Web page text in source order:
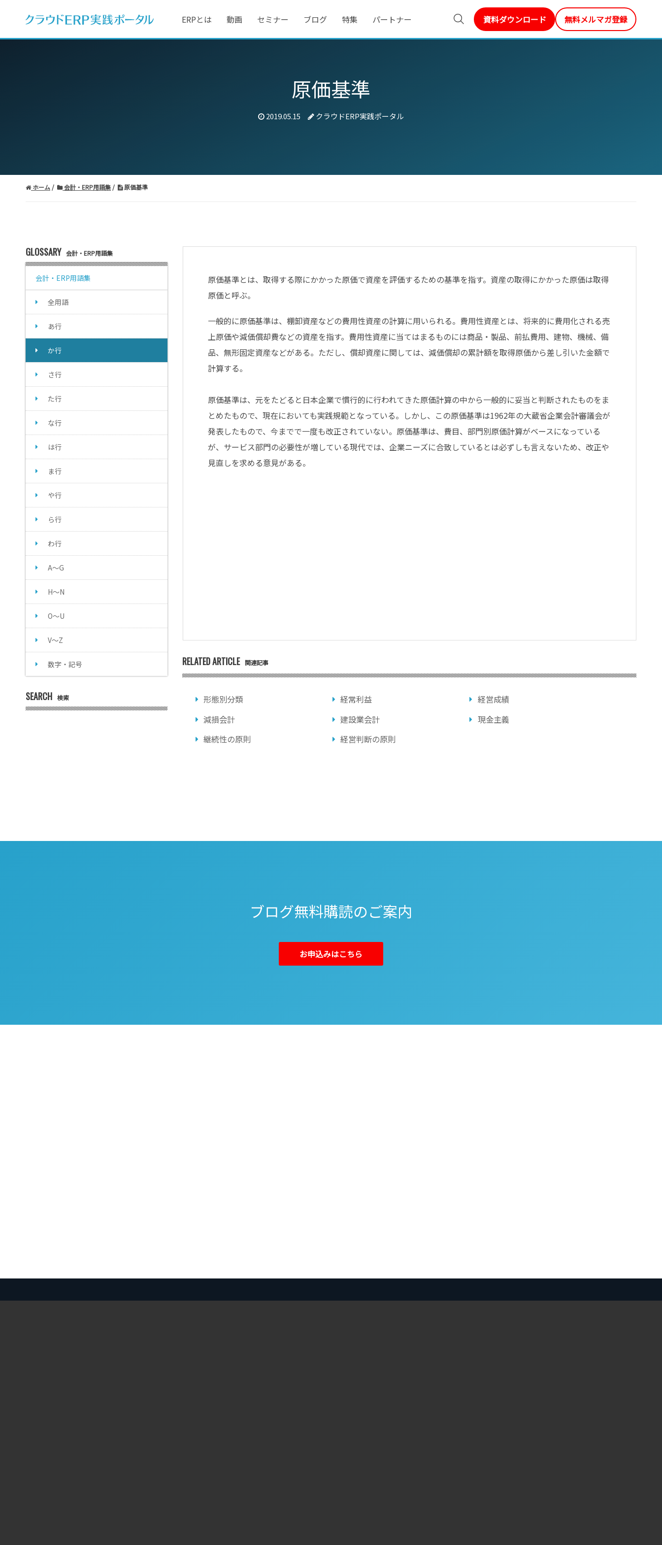
ERPとは 動画 セミナー ブログ 特集 パートナー 資料ダウンロード 無料メルマガ登録
原価基準
2019.05.15 クラウドERP実践ポータル
ホーム 会計・ERP用語集 原価基準
GLOSSARY 会計・ERP用語集
会計・ERP用語集
全用語
あ行
か行
さ行
た行
な行
は行
ま行
や行
ら行
わ行
A～G
H～N
O～U
V～Z
数字・記号
SEARCH 検索
原価基準とは、取得する際にかかった原価で資産を評価するための基準を指す。資産の取得にかかった原価は取得
原価と呼ぶ。
一般的に原価基準は、棚卸資産などの費用性資産の計算に用いられる。費用性資産とは、将来的に費用化される売
上原価や減価償却費などの資産を指す。費用性資産に当てはまるものには商品・製品、前払費用、建物、機械、備
品、無形固定資産などがある。ただし、償却資産に関しては、減価償却の累計額を取得原価から差し引いた金額で
計算する。
原価基準は、元をたどると日本企業で慣行的に行われてきた原価計算の中から一般的に妥当と判断されたものをま
とめたもので、現在においても実践規範となっている。しかし、この原価基準は1962年の大蔵省企業会計審議会が
発表したもので、今までで一度も改正されていない。原価基準は、費目、部門別原価計算がベースになっている
が、サービス部門の必要性が増している現代では、企業ニーズに合致しているとは必ずしも言えないため、改正や
見直しを求める意見がある。
RELATED ARTICLE 関連記事
形態別分類 経常利益
経営成績
減損会計
建設業会計
現金主義
継続性の原則
経営判断の原則
ブログ無料購読のご案内
お申込みはこちら